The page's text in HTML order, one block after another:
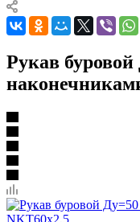
Рукав